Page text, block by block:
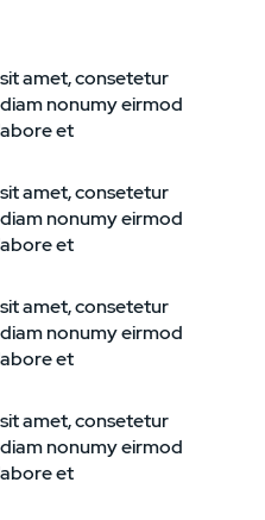
amet, consetetur
nonumy eirmod
et
amet, consetetur
nonumy eirmod
et
amet, consetetur
nonumy eirmod
et
amet, consetetur
nonumy eirmod
et